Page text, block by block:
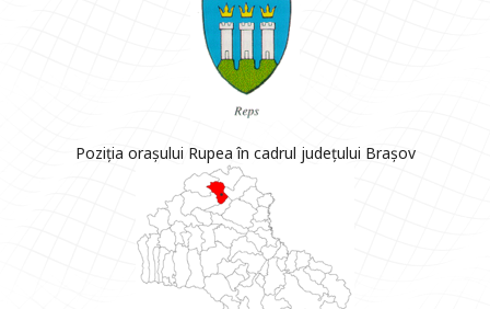
Poziția orașului Rupea în cadrul județului Brașov